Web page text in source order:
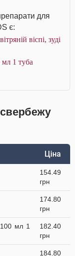
для
є:
віспі, зуді
1 туба
Ціна
154.49
грн
174.80
грн
мл 1
182.40
грн
184.80